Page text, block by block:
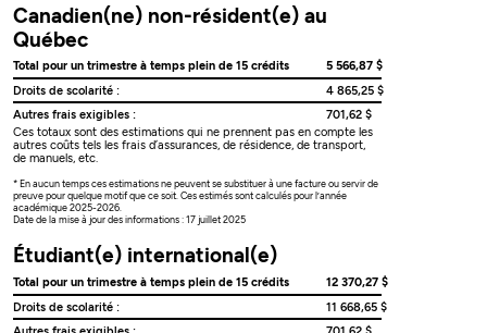
Canadien(ne) non-résident(e) au
Québec
Total pour un trimestre à temps plein de 15 crédits
5 566,87 $
Droits de scolarité :
4 865,25 $
Autres frais exigibles :
701,62 $
Ces totaux sont des estimations qui ne prennent pas en compte les
autres coûts tels les frais d’assurances, de résidence, de transport,
de manuels, etc.
* En aucun temps ces estimations ne peuvent se substituer à une facture ou servir de
preuve pour quelque motif que ce soit. Ces estimés sont calculés pour l’année
académique 2025-2026.
Date de la mise à jour des informations : 17 juillet 2025
Étudiant(e) international(e)
Total pour un trimestre à temps plein de 15 crédits
12 370,27 $
Droits de scolarité :
11 668,65 $